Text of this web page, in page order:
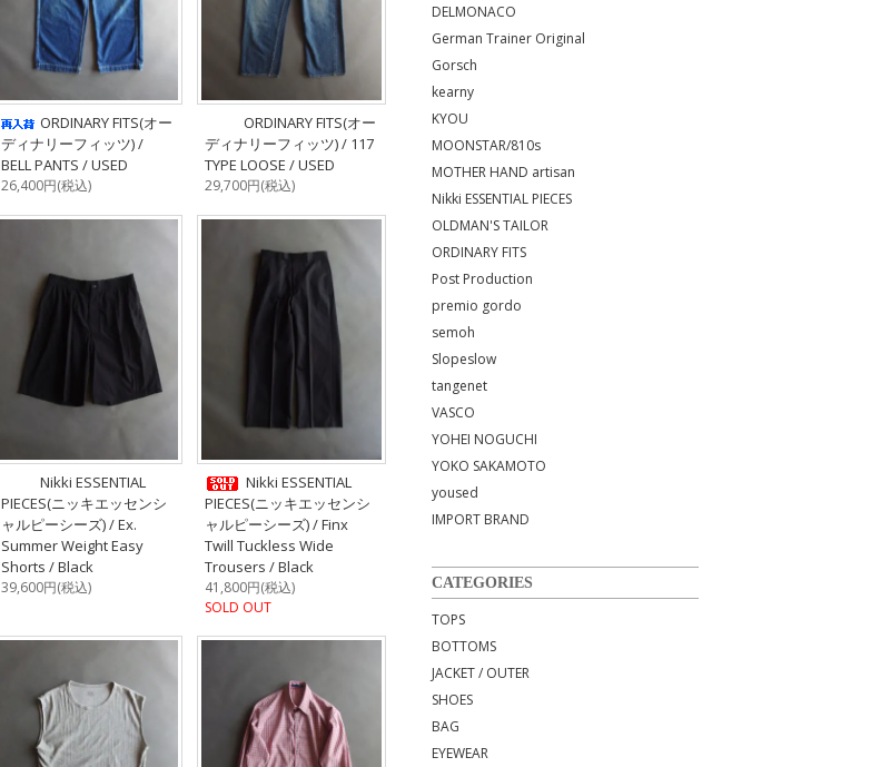
ORDINARY FITS(オー
ディナリーフィッツ) /
BELL PANTS / USED
26,400円(税込)
ORDINARY FITS(オー
ディナリーフィッツ) / 117
TYPE LOOSE / USED
29,700円(税込)
Nikki ESSENTIAL
PIECES(ニッキエッセンシ
ャルピーシーズ) / Ex.
Summer Weight Easy
Shorts / Black
39,600円(税込)
Nikki ESSENTIAL
PIECES(ニッキエッセンシ
ャルピーシーズ) / Finx
Twill Tuckless Wide
Trousers / Black
41,800円(税込)
SOLD OUT
DELMONACO
German Trainer Original
Gorsch
kearny
KYOU
MOONSTAR/810s
MOTHER HAND artisan
Nikki ESSENTIAL PIECES
OLDMAN'S TAILOR
ORDINARY FITS
Post Production
premio gordo
semoh
Slopeslow
tangenet
VASCO
YOHEI NOGUCHI
YOKO SAKAMOTO
yoused
IMPORT BRAND
CATEGORIES
TOPS
BOTTOMS
JACKET / OUTER
SHOES
BAG
EYEWEAR